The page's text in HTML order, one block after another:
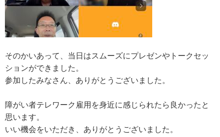
そのかいあって、当日はスムーズにプレゼンやトークセッ
ションができました。
参加したみなさん、ありがとうございました。
障がい者テレワーク雇用を身近に感じられたら良かったと
思います。
いい機会をいただき、ありがとうございました。